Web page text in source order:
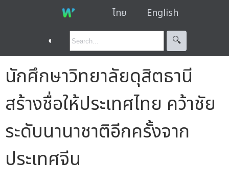
ไทย English
◐ 🔍︎
นักศึกษาวิทยาลัยดุสิตธานี
สร้างชื่อให้ประเทศไทย คว้าชัย
ระดับนานาชาติอีกครั้งจาก
ประเทศจีน